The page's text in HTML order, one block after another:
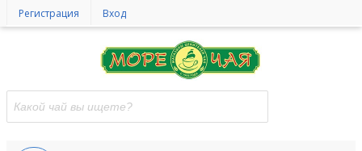
Регистрация Вход